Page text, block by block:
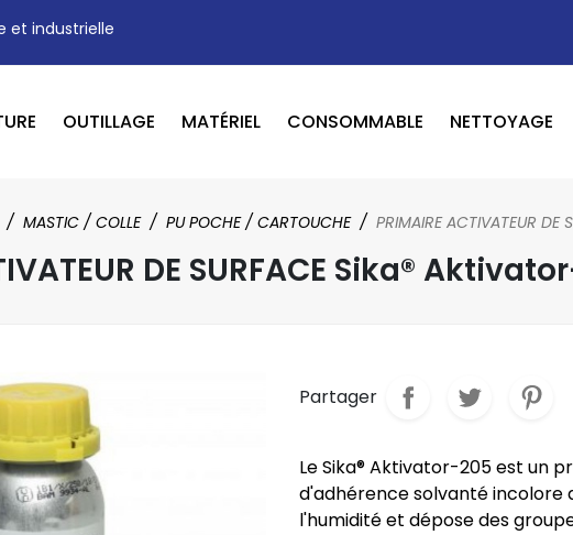
et industrielle
OUTILLAGE MATÉRIEL CONSOMMABLE NETTOYAGE
MASTIC / COLLE PU POCHE / CARTOUCHE PRIMAIRE ACTIVATEUR
DE SURFACE Sika®
Partager
Le Sika® Aktivator-205 est un
d'adhérence solvanté incolore
l'humidité et dépose des